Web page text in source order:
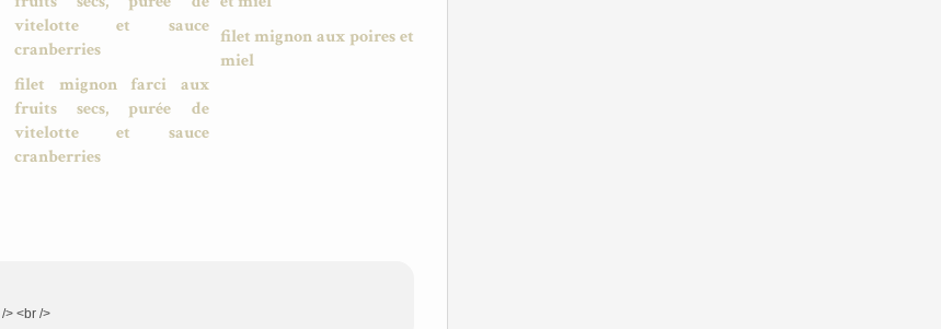
filet mignon farci aux
fruits secs, purée de
vitelotte et sauce
cranberries
filet mignon aux poires et
miel
> <br />